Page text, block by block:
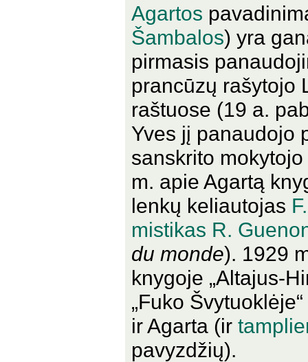
Agartos
Šambalos) yra
pirmasis
prancūzų rašytojo
raštuose (19 a.
Yves jį panaudojo
sanskrito
m. apie Agartą
lenkų keliautojas
mistikas R.
du monde). 1929
knygoje „Altajus-
„Fuko
ir Agarta (ir
pavyzdžių).